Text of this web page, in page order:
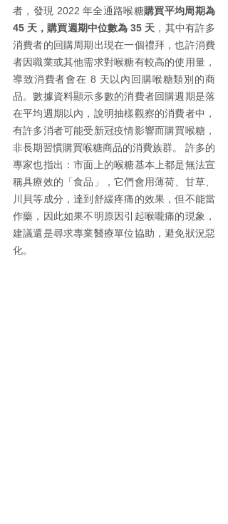
者，發現 2022 年全通路喉糖購買平均周期為
45 天，購買週期中位數為 35 天 ，其中有許多
消費者的回購周期出現在一個禮拜，也許消費
者因職業或其他需求對喉糖有較高的使用量，
導致消費者會在 8 天以內回購喉糖類別的商
品。數據資料顯示多數的消費者回購週期是落
在平均週期以內，說明抽樣觀察的消費者中，
有許多消者可能受新冠疫情影響而購買喉糖，
非長期習慣購買喉糖商品的消費族群。 許多的
專家也指出：市面上的喉糖基本上都是無法宣
稱具療效的「食品」，它們會用薄荷、甘草、
川貝等成分，達到舒緩疼痛的效果，但不能當
作藥，因此如果不明原因引起喉嚨痛的現象，
建議還是尋求專業醫療單位協助，避免狀況惡
化。